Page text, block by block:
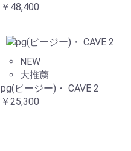
￥48,400
NEW
大推薦
pg(ピージー)・ CAVE 2
￥25,300